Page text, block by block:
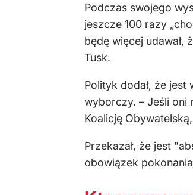
Podczas swojego
jeszcze 100 razy
będę więcej udawał,
Tusk.
Polityk dodał, że
wyborczy. – Jeśli oni
Koalicję
Przekazał, że jest
obowiązek